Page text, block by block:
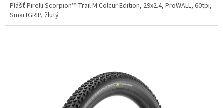
Plášť Pirelli Scorpion™ Trail M Colour Edition, 29x2.4, ProWALL, 60tpi,
SmartGRIP, žlutý